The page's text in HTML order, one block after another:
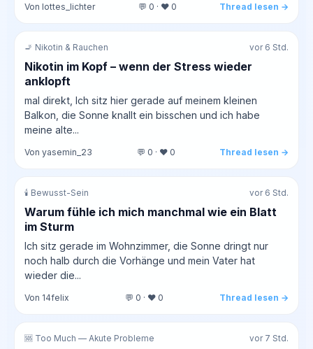
Von lottes_lichter 💬 0 · ❤️ 0 Thread lesen →
🚬 Nikotin & Rauchen vor 6 Std.
Nikotin im Kopf – wenn der Stress wieder
anklopft
mal direkt, Ich sitz hier gerade auf meinem kleinen
Balkon, die Sonne knallt ein bisschen und ich habe
meine alte...
Von yasemin_23 💬 0 · ❤️ 0 Thread lesen →
🕯️ Bewusst-Sein vor 6 Std.
Warum fühle ich mich manchmal wie ein Blatt
im Sturm
Ich sitz gerade im Wohnzimmer, die Sonne dringt nur
noch halb durch die Vorhänge und mein Vater hat
wieder die...
Von 14felix 💬 0 · ❤️ 0 Thread lesen →
🆘 Too Much — Akute Probleme vor 7 Std.